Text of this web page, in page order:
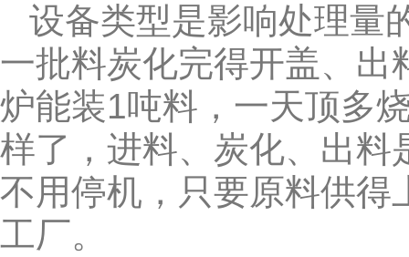
设备类型是影响处理量
一批料炭化完得开盖、
炉能装1吨料，一天顶多
样了，进料、炭化、出料
不用停机，只要原料供得
工厂。